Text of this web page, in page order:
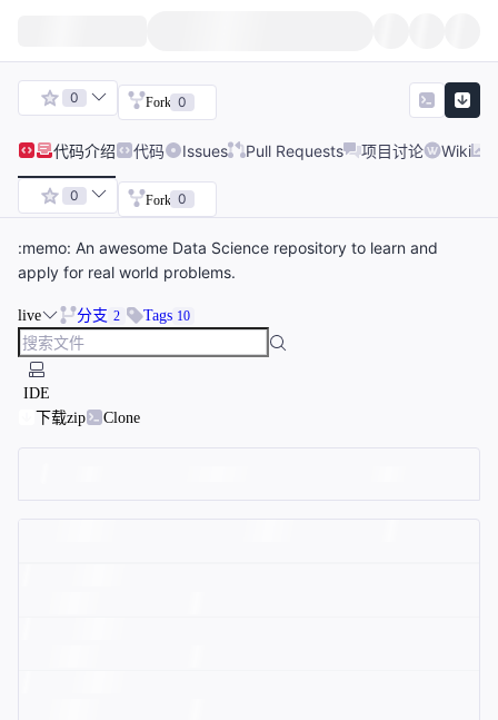
0 Fork 0
代码介绍 代码 Issues Pull Requests 项目讨论 Wiki
0 Fork 0
:memo: An awesome Data Science repository to learn and
apply for real world problems.
live 分支 2 Tags 10
IDE
下载zip
Clone